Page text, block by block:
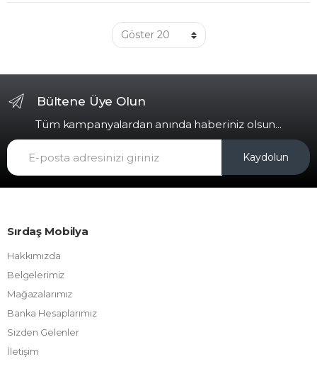
Bültene Üye Olun
Tüm kampanyalardan anında haberiniz olsun...
Kaydolun
Sırdaş Mobilya
Hakkımızda
Belgelerimiz
Mağazalarımız
Banka Hesaplarımız
Sizden Gelenler
İletişim